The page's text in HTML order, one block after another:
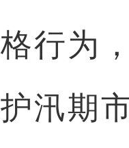
格行为
护汛期